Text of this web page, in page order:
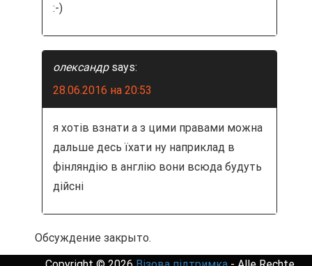
и
:-)
олександр says:
28.06.2016 на 20:53
я хотів взнати а з цими правами можна
дальше десь їхати ну наприклад в
фінляндію в англію вони всюда будуть
дійсні
Обсуждение закрыто.